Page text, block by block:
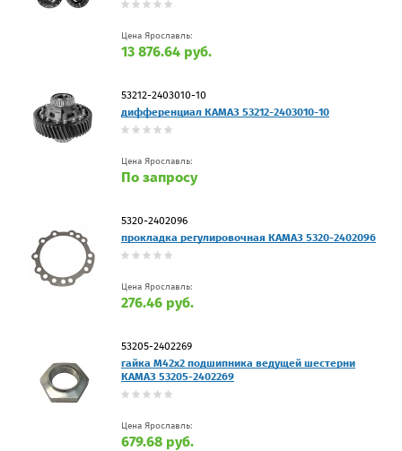
Цена Ярославль:
13 876.64 руб.
53212-2403010-10
дифференциал КАМАЗ 53212-2403010-10
Цена Ярославль:
По запросу
5320-2402096
прокладка регулировочная КАМАЗ 5320-2402096
Цена Ярославль:
276.46 руб.
53205-2402269
гайка М42х2 подшипника ведущей шестерни
КАМАЗ 53205-2402269
Цена Ярославль:
679.68 руб.